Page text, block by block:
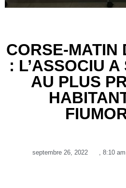
CORSE-MATIN
: L’ASSOCIU
AU PLUS
septembre 26, 2022 , 8:10 am